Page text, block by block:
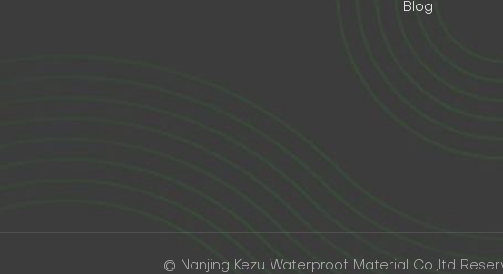
Blog
© Nanjing Kezu Waterproof Material Co.,ltd